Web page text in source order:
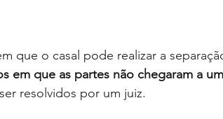
que o casal pode realizar a
em que as partes não chegaram a
resolvidos por um juiz.